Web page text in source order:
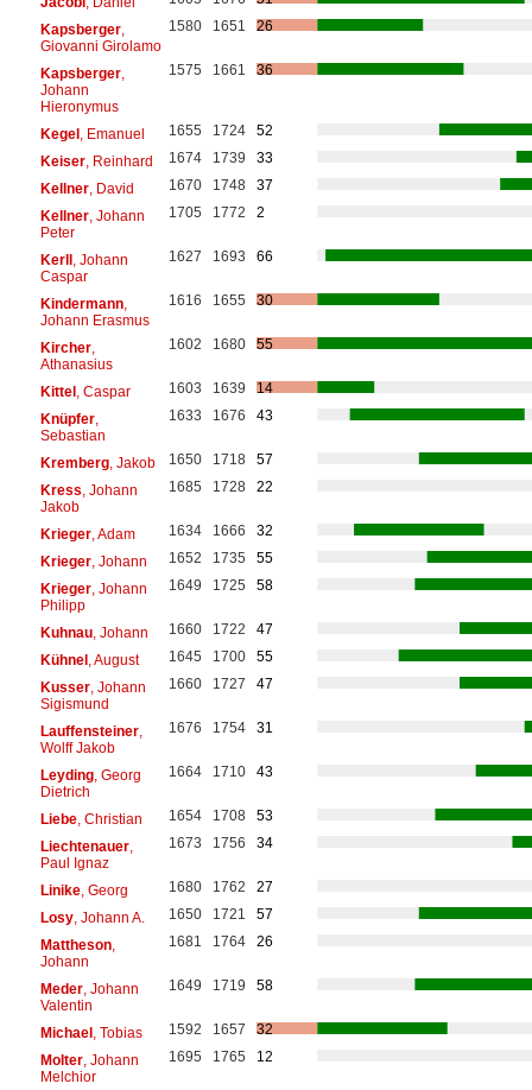
Kapsberger,
Giovanni Girolamo
1580 1651 26
Kapsberger,
Johann
Hieronymus
1575 1661 36
Kegel, Emanuel 1655 1724
52
Keiser, Reinhard 1674 1739
33
Kellner, David 1670 1748
37
Kellner, Johann
Peter
1705 1772 2
Kerll, Johann
Caspar
1627 1693 66
Kindermann,
Johann Erasmus
1616 1655 30
Kircher,
Athanasius
1602 1680 55
Kittel, Caspar 1603 1639
14
Knüpfer,
Sebastian
1633 1676 43
Kremberg, Jakob 1650 1718
57
Kress , Johann
Jakob
1685 1728 22
Krieger, Adam 1634 1666
32
Krieger, Johann 1652 1735
55
Krieger, Johann
Philipp
1649 1725 58
Kuhnau, Johann 1660 1722
47
Kühnel, August 1645 1700
55
Kusser, Johann
Sigismund
1660 1727 47
Lauffensteiner,
Wolff Jakob
1676 1754 31
Leyding, Georg
Dietrich
1664 1710 43
Liebe, Christian 1654 1708
53
Liechtenauer,
Paul Ignaz
1673 1756 34
Linike, Georg 1680 1762
27
Losy, Johann A. 1650 1721
57
Mattheson,
Johann
1681 1764 26
Meder, Johann
Valentin
1649 1719 58
Michael, Tobias 1592 1657
32
Molter, Johann
Melchior
1695 1765 12